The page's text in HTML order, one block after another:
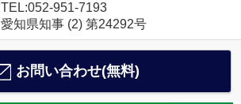
TEL:052-951-7193
愛知県知事 (2) 第24292号
お問い合わせ(無料)